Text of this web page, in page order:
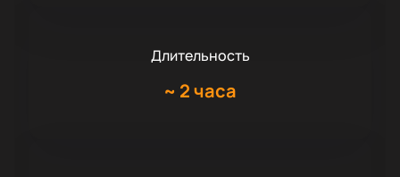
Длительность
~ 2 часа